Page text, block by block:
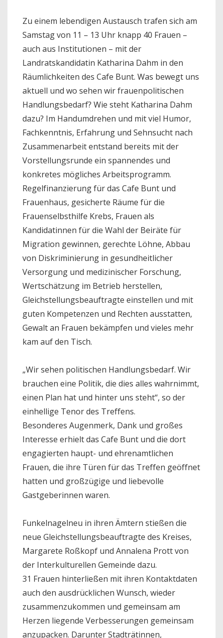
Zu einem lebendigen Austausch trafen sich am
Samstag von 11 – 13 Uhr knapp 40 Frauen –
auch aus Institutionen – mit der
Landratskandidatin Katharina Dahm in den
Räumlichkeiten des Cafe Bunt. Was bewegt uns
aktuell und wo sehen wir frauenpolitischen
Handlungsbedarf? Wie steht Katharina Dahm
dazu? Im Handumdrehen und mit viel Humor,
Fachkenntnis, Erfahrung und Sehnsucht nach
Zusammenarbeit entstand bereits mit der
Vorstellungsrunde ein spannendes und
konkretes mögliches Arbeitsprogramm.
Regelfinanzierung für das Cafe Bunt und
Frauenhaus, gesicherte Räume für die
Frauenselbsthilfe Krebs, Frauen als
Kandidatinnen für die Wahl der Beiräte für
Migration gewinnen, gerechte Löhne, Abbau
von Diskriminierung in gesundheitlicher
Versorgung und medizinischer Forschung,
Wertschätzung im Betrieb herstellen,
Gleichstellungsbeauftragte einstellen und mit
guten Kompetenzen und Rechten ausstatten,
Gewalt an Frauen bekämpfen und vieles mehr
kam auf den Tisch.
„Wir sehen politischen Handlungsbedarf. Wir
brauchen eine Politik, die dies alles wahrnimmt,
einen Plan hat und hinter uns steht“, so der
einhellige Tenor des Treffens.
Besonderes Augenmerk, Dank und großes
Interesse erhielt das Cafe Bunt und die dort
engagierten haupt- und ehrenamtlichen
Frauen, die ihre Türen für das Treffen geöffnet
hatten und großzügige und liebevolle
Gastgeberinnen waren.
Funkelnagelneu in ihren Ämtern stießen die
neue Gleichstellungsbeauftragte des Kreises,
Margarete Roßkopf und Annalena Prott von
der Interkulturellen Gemeinde dazu.
31 Frauen hinterließen mit ihren Kontaktdaten
auch den ausdrücklichen Wunsch, wieder
zusammenzukommen und gemeinsam am
Herzen liegende Verbesserungen gemeinsam
anzupacken. Darunter Stadträtinnen,